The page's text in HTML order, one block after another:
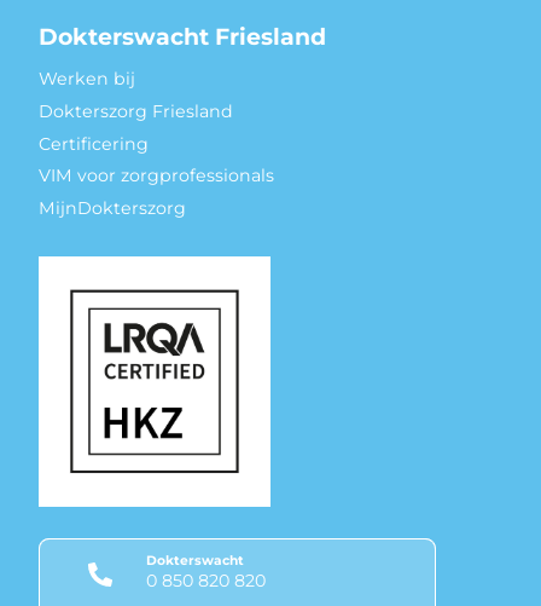
Dokterswacht Friesland
Werken bij
Dokterszorg Friesland
Certificering
VIM voor zorgprofessionals
MijnDokterszorg
Dokterswacht
0 850 820 820